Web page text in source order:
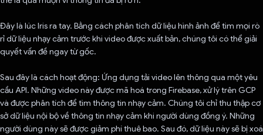
Đây là lúc Iris ra tay. Bằng cách phân tích dữ liệu hình ảnh để tìm mọi rò
rỉ dữ liệu nhạy cảm trước khi video được xuất bản, chúng tôi có thể giải
quyết vấn đề ngay từ gốc.
Sau đây là cách hoạt động: Ứng dụng tải video lên thông qua một yêu
cầu API. Những video này được mã hoá trong Firebase, xử lý trên GCP
và được phân tích để tìm thông tin nhạy cảm. Chúng tôi chỉ thu thập cơ
sở dữ liệu nội bộ về thông tin nhạy cảm khi người dùng đồng ý. Những
người dùng này sẽ được giảm phí thuê bao. Sau đó, dữ liệu này sẽ bị xoá